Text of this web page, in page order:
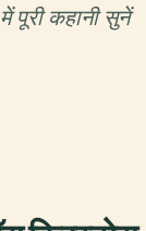
पूरी कहानी सुनें